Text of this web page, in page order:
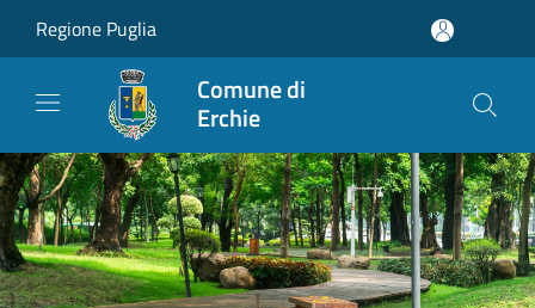
Regione Puglia
Comune di
Erchie